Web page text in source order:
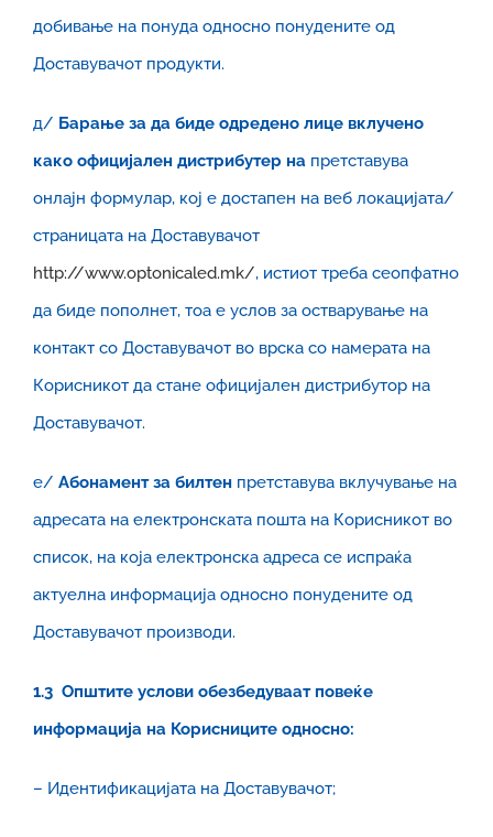
добивање на понуда односно понудените од
Доставувачот продукти.
д/ Барање за да биде одредено лице вклучено
како официјален дистрибутер на претставува
онлајн формулар, кој е достапен на веб локацијата/
страницата на Доставувачот
http://www.optonicaled.mk/, истиот треба сеопфатно
да биде пополнет, тоа е услов за остварување на
контакт со Доставувачот во врска со намерата на
Корисникот да стане официјален дистрибутор на
Доставувачот.
е/ Абонамент за билтен претставува вклучување на
адресата на електронската пошта на Корисникот во
список, на која електронска адреса се испраќа
актуелна информација односно понудените од
Доставувачот производи.
1.3 Општите услови обезбедуваат повеќе
информација на Корисниците односно:
– Идентификацијата на Доставувачот;